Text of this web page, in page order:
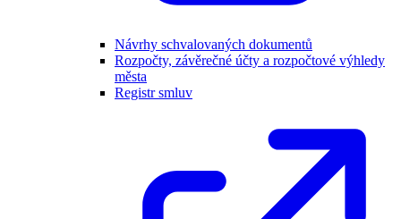
Návrhy schvalovaných dokumentů
Rozpočty, závěrečné účty a rozpočtové výhledy
města
Registr smluv